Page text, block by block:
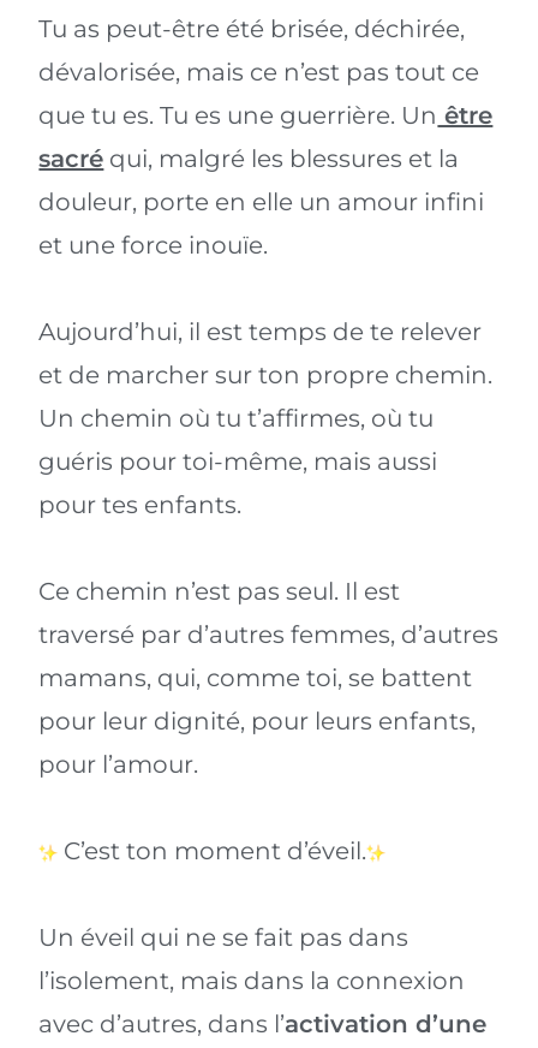
Tu as peut-être été brisée, déchirée,
dévalorisée, mais ce n’est pas tout ce
que tu es. Tu es une guerrière. Un être
sacré qui, malgré les blessures et la
douleur, porte en elle un amour infini
et une force inouïe.
Aujourd’hui, il est temps de te relever
et de marcher sur ton propre chemin.
Un chemin où tu t’affirmes, où tu
guéris pour toi-même, mais aussi
pour tes enfants.
Ce chemin n’est pas seul. Il est
traversé par d’autres femmes, d’autres
mamans, qui, comme toi, se battent
pour leur dignité, pour leurs enfants,
pour l’amour.
C’est ton moment d’éveil.
Un éveil qui ne se fait pas dans
l’isolement, mais dans la connexion
avec d’autres, dans l’activation d’une